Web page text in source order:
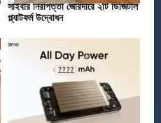
সাইবার নিরাপত্তা জোরদারে ২টি ডিজিটাল
প্ল্যাটফর্ম উদ্বোধন